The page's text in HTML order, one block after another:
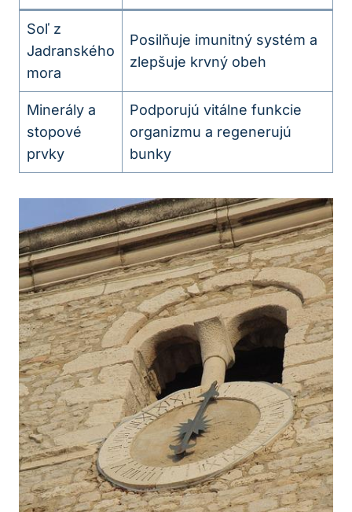
Soľ z
Jadranského
mora
Posilňuje imunitný systém a
zlepšuje krvný obeh
Minerály a
stopové
prvky
Podporujú vitálne funkcie
organizmu a regenerujú
bunky